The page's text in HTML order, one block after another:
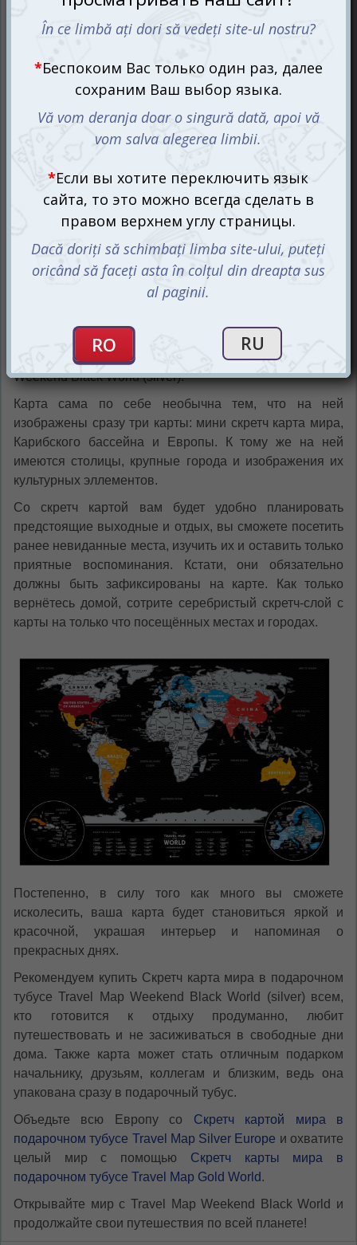
Как трепетно всегда проходит подготовка к отпуску…
Теряешься в мыслях и предложениях куда поехать, где
остановиться на дольше, куда только заглянуть, а
откуда и памятных вещиц прихватить. Конечно, за один
сезон у вас не получится объехать весь мир, но отпуск
снова будет в следующем году и важно тщательно
подготовиться к нему заранее. Однако можно и не
в новой стране. Поможет вам в этом специальная
Скретч карта мира в подарочном тубусе Travel Map
Weekend Black World (silver).
Карта сама по себе необычна тем, что на ней
изображены сразу три карты: мини скретч карта мира,
Карибского бассейна и Европы. К тому же на ней
имеются столицы, крупные города и изображения их
культурных эллементов.
Со скретч картой вам будет удобно планировать
предстоящие выходные и отдых, вы сможете посетить
ранее невиданные места, изучить их и оставить только
приятные воспоминания. Кстати, они обязательно
должны быть зафиксированы на карте. Как только
вернётесь домой, сотрите серебристый скретч-слой с
карты на только что посещённых местах и городах.
Постепенно, в силу того как много вы сможете
исколесить, ваша карта будет становиться яркой и
красочной, украшая интерьер и напоминая о
прекрасных днях.
Рекомендуем купить Скретч карта мира в подарочном
тубусе Travel Map Weekend Black World (silver) всем,
кто готовится к отдыху продуманно, любит
путешествовать и не засиживаться в свободные дни
дома. Также карта может стать отличным подарком
начальнику, друзьям, коллегам и близким, ведь она
упакована сразу в подарочный тубус.
Объедьте всю Европу со Скретч картой мира в
подарочном тубусе Travel Map Silver Europe и охватите
целый мир с помощью Скретч карты мира в
подарочном тубусе Travel Map Gold World.
Открывайте мир с Travel Map Weekend Black World и
продолжайте свои путешествия по всей планете!